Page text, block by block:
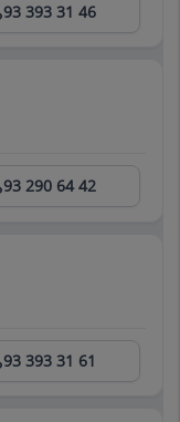
93 393 31 46
93 290 64 42
93 393 31 61